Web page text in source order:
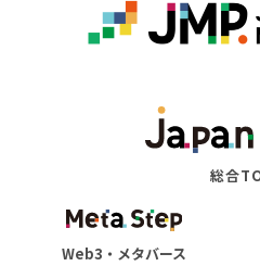
総合
Web3・メタバース